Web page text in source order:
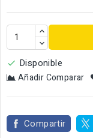
 Disponible
Añadir Comparar
Compartir